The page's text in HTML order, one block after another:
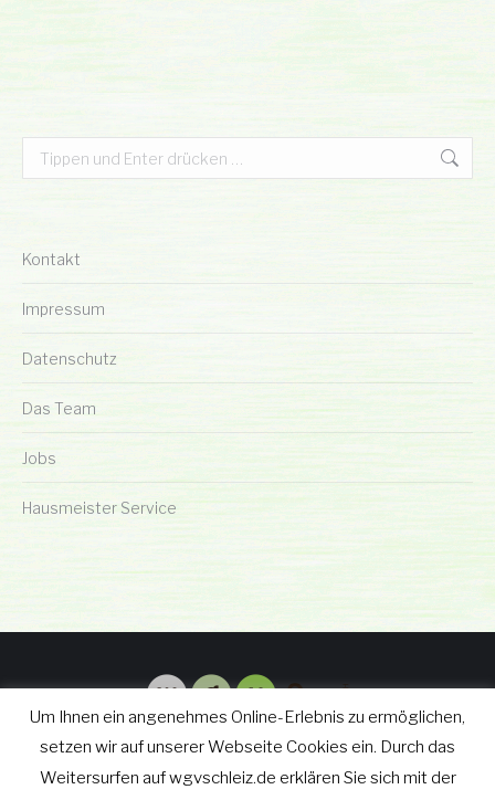
Search:
Kontakt
Impressum
Datenschutz
Das Team
Jobs
Hausmeister Service
Um Ihnen ein angenehmes Online-Erlebnis zu ermöglichen,
setzen wir auf unserer Webseite Cookies ein. Durch das
Weitersurfen auf wgvschleiz.de erklären Sie sich mit der